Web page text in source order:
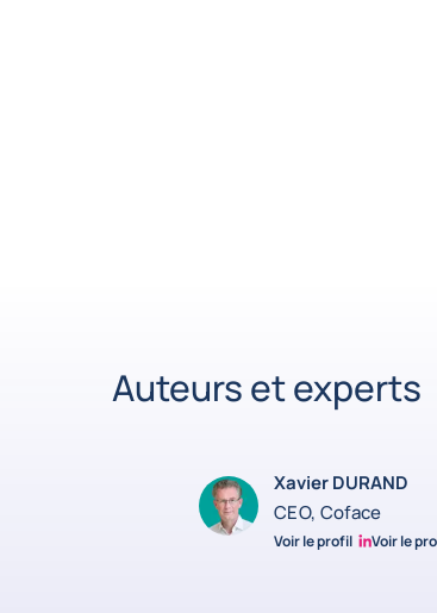
Auteurs et experts
Xavier DURAND
CEO, Coface
Voir le profil
Linkedin Xavier Durand
Voir le
Xavier